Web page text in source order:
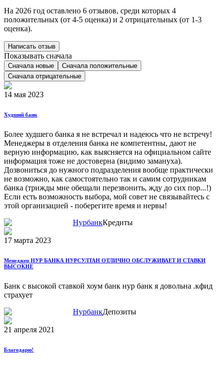
На 2026 год оставлено 6 отзывов, среди которых 4
положительных (от 4-5 оценка) и 2 отрицательных (от 1-3
оценка).
Написать отзыв
Показывать сначала
Сначала новые
Сначала положительные
Сначала отрицательные
14 мая 2023
Худший банк
Более худшего банка я не встречал и надеюсь что не встречу!
Менеджеры в отделения банка не компетентны, дают не
верную информацию, как выясняется на официальном сайте
информация тоже не достоверна (видимо замануха).
Дозвониться до нужного подразделения вообще практически
не возможно, как самостоятельно так и самим сотрудникам
банка (трижды мне обещали перезвонить, жду до сих пор...!)
Если есть возможность выбора, мой совет не связывайтесь с
этой организацией - поберегите время и нервы!
НурбанкКредиты
17 марта 2023
Менеджер НУР БАНКА НУРСУЛТАН ОТЛИЧНО ОБСЛУЖИВАЕТ И СТАВКИ
ВЫСОКИЕ
Банк с высокой ставкой хоум банк нур банк я довольна .кфид
страхует
НурбанкДепозиты
21 апреля 2021
Благодарю!